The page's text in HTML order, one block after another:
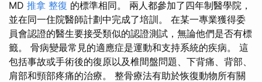
MD 推拿 整復 的標準相同。 兩人都參加了四年制醫學院，
並在同一住院醫師計劃中完成了培訓。 在某一專業獲得委
員會認證的醫生要接受類似的認證測試，無論他們是否有標
籤。 骨病變最常見的適應症是運動和支持系統的疾病。 這
包括事故或手術後的復原以及椎間盤問題、下背痛、背部、
肩部和頸部疼痛的治療。 整骨療法有助於恢復動物所有關